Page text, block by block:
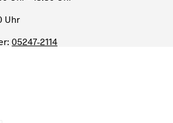
Uhr
05247-2114